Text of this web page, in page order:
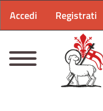
Menu profilo
Accedi Registrati